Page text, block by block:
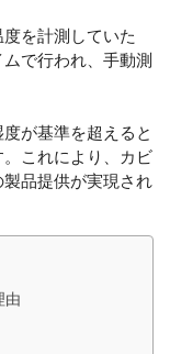
を計測していた
で行われ、手動測
が基準を超えると
これにより、カビ
品提供が実現され
由